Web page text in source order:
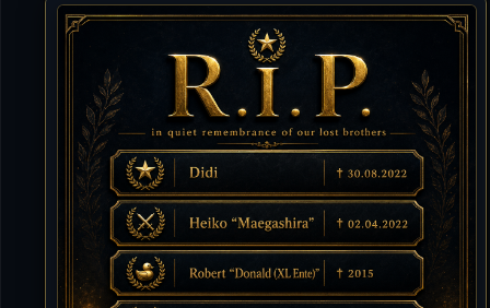
10.07.2026 / 12:48
Happy Birthday Chickpea
DieWildeHilde
10.07.2026 / 10:08
Hallo meine Lieben!
Isimiyaki
10.07.2026 / 00:34
Alles gute chickpea
Mojochilla
02.07.2026 / 15:53
Was geht aaaaaaaaaaaab